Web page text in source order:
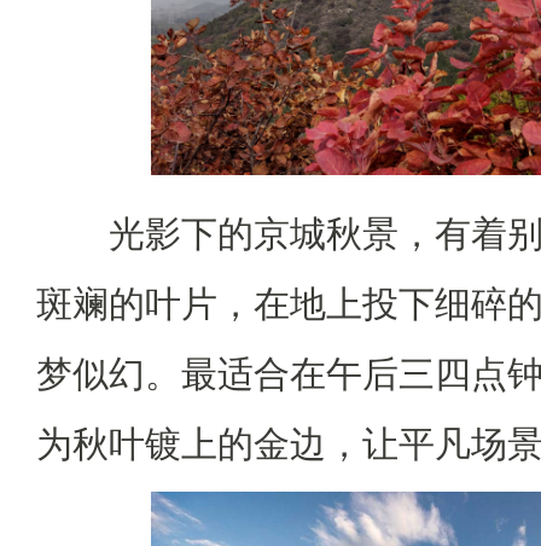
光影下的京城秋景，有着
斑斓的叶片，在地上投下细碎
梦似幻。最适合在午后三四点
为秋叶镀上的金边，让平凡场